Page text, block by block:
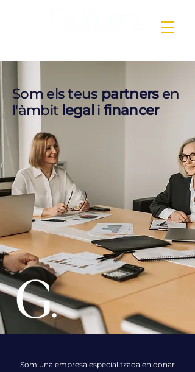
Som els teus partnersen
l'àmbit legal i financer
Som una empresa especialitzada en donar